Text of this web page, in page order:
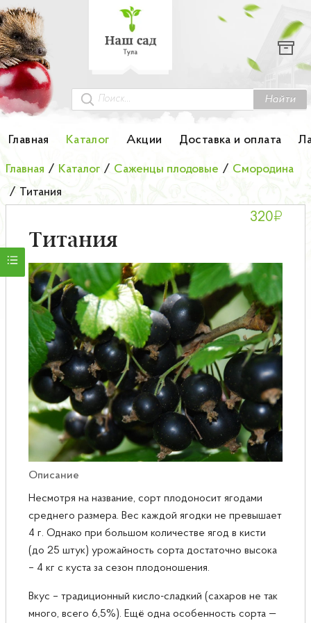
Найти
Главная Каталог Акции Доставка и оплата
Каталог
Гортензии
Грунты
Колоновидные деревья
Лук-севок
Малина
Мини-деревья
НОВИНКА Английские и Японские розы
Саженцы плодовые
Сирень
Главная / Каталог / Саженцы плодовые / Смородина
/ Титания
Титания
320₽
Описание
Несмотря на название, сорт плодоносит ягодами
среднего размера. Вес каждой ягодки не превышает
4 г. Однако при большом количестве ягод в кисти
(до 25 штук) урожайность сорта достаточно высока
– 4 кг с куста за сезон плодоношения.
Вкус – традиционный кисло-сладкий (сахаров не так
много, всего 6,5%). Ещё одна особенность сорта —